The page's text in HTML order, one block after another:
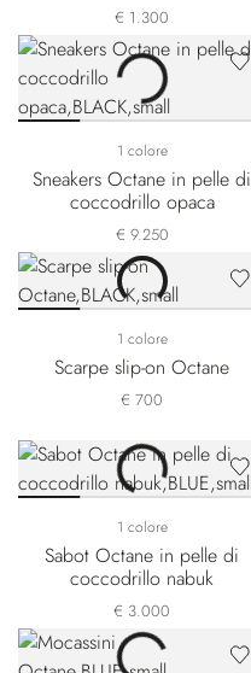
€ 1.300
1 colore
Sneakers Octane in pelle di
coccodrillo opaca
€ 9.250
1 colore
Scarpe slip-on Octane
€ 700
1 colore
Sabot Octane in pelle di
coccodrillo nabuk
€ 3.000